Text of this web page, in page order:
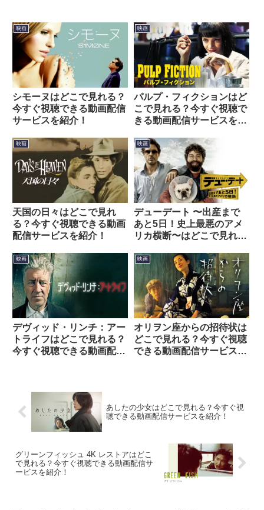
映画
シモーヌはどこで見れる？
今すぐ視聴できる動画配信
サービスを紹介！
映画
パルプ・フィクションはど
こで見れる？今すぐ視聴で
きる動画配信サービスを紹
映画
天国の日々はどこで見れ
る？今すぐ視聴できる動画
配信サービスを紹介！
映画
デューデート 〜出産まで
あと5日！史上最悪のアメ
リカ横断〜はどこで見れ
配信サービスを紹介！
映画
デヴィッド・リンチ：アー
トライフはどこで見れる？
今すぐ視聴できる動画配信
映画
オリヲン座からの招待状は
どこで見れる？今すぐ視聴
できる動画配信サービスを
あしたの少女はどこで見れる？今すぐ視
聴できる動画配信サービスを紹介！
グリーンフィッシュ 4K レストアはどこ
で見れる？今すぐ視聴できる動画配信サ
ービスを紹介！